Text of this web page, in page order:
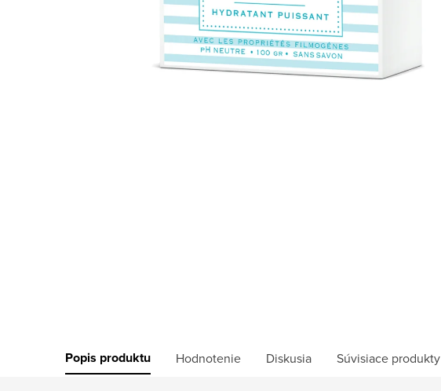
Popis produktu Hodnotenie Diskusia Súvisiace produkty